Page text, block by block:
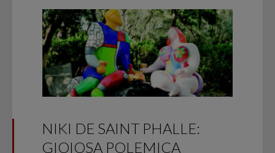
NIKI DE SAINT PHALLE:
GIOIOSA POLEMICA